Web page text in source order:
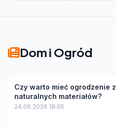
Dom i Ogród
Czy warto mieć ogrodzenie z
naturalnych materiałów?
24.06.2026 18:05